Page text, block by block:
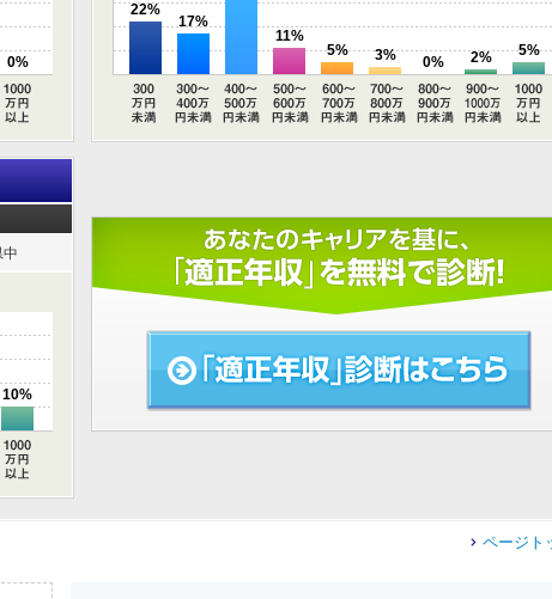
0%
22%
17%
11%
5%
3% 0% 2% 5%
中
10%
ページト